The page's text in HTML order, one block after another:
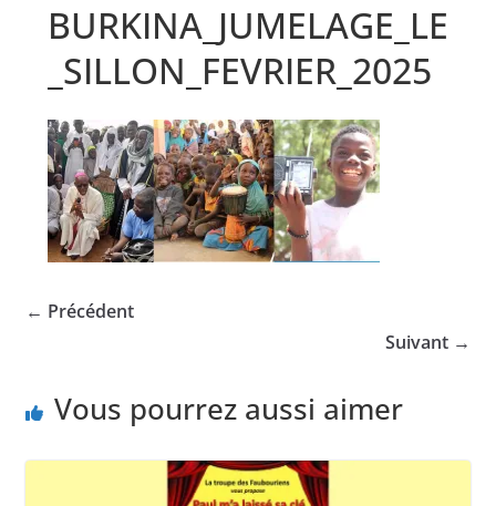
BURKINA_JUMELAGE_LE
_SILLON_FEVRIER_2025
← Précédent
Suivant →
Vous pourrez aussi aimer